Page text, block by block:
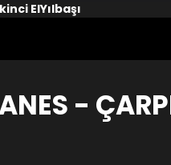
ElYılbaşı
-